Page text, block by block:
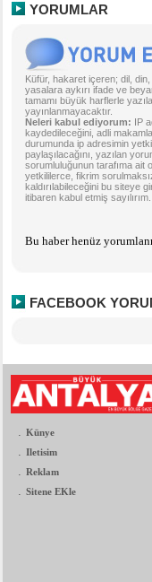
YORUMLAR
Küfür, hakaret içeren; dil, din,
yasalara aykırı ifade ve
tamamı büyük harflerle
yayınlanmayacaktır.
Neleri kabul ediyorum: IP
kaydedileceğini, adli
durumunda ip adresimin
paylaşılacağını, yazılan
sorumluluğunun tarafıma ait
yetkililerce, fikrim
kaldırılabileceğini bu siteye
itibaren kabul etmiş sayılırım.
Bu haber henüz
FACEBOOK
. Künye
. Iletisim
. Reklam
. Sitene EKle